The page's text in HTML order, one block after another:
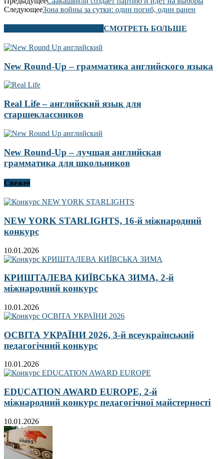
СледующееЗона войны за сутки: один погиб, один ранен
СМОТРЕТЬ БОЛЬШЕ
New Round-Up – грамматика английского языка
Real Life – английский язык для
старшеклассников
New Round-Up – лучшая английская
грамматика для школьников
Свежее
NEW YORK STARLIGHTS, 16-й міжнародний
конкурс
10.01.2026
КРИШТАЛЕВА КИЇВСЬКА ЗИМА, 2-й
міжнародний конкурс
10.01.2026
ОСВІТА УКРАЇНИ 2026, 3-й всеукраїнський
педагогічний конкурс
10.01.2026
EDUCATION AWARD EUROPE, 2-й
міжнародний конкурс педагогічної майстерності
10.01.2026